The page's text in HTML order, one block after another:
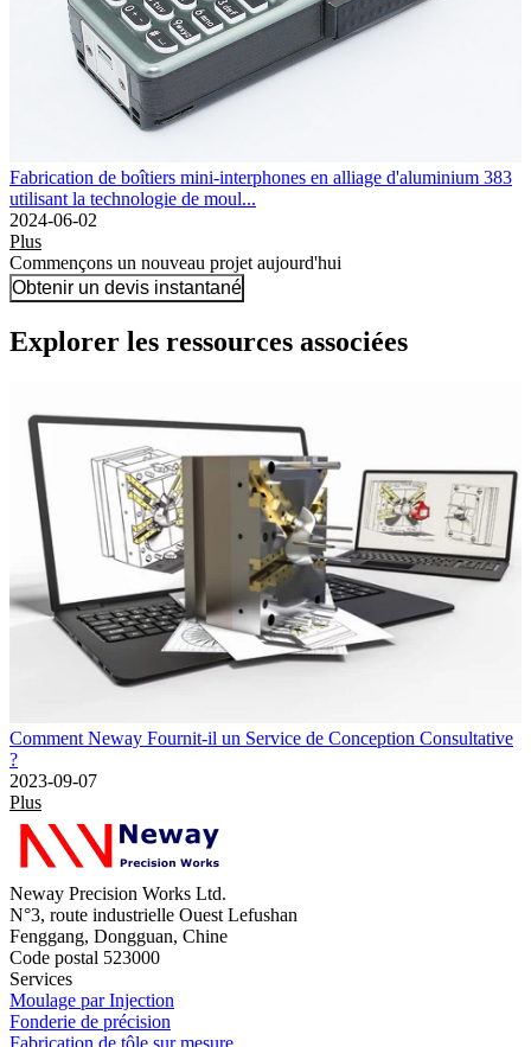
Fabrication de boîtiers mini-interphones en alliage d'aluminium 383
utilisant la technologie de moul...
2024-06-02
Plus
Commençons un nouveau projet aujourd'hui
Obtenir un devis instantané
Explorer les ressources associées
Comment Neway Fournit-il un Service de Conception Consultative
?
2023-09-07
Plus
Neway Precision Works Ltd.
N°3, route industrielle Ouest Lefushan
Fenggang, Dongguan, Chine
Code postal 523000
Services
Moulage par Injection
Fonderie de précision
Fabrication de tôle sur mesure